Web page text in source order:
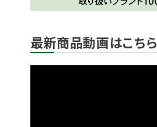
最新商品動画はこちら